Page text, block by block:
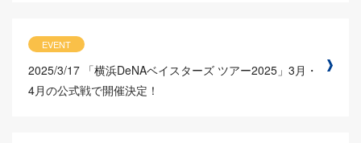
EVENT
2025/3/17 「横浜DeNAベイスターズ ツアー2025」3月・
4月の公式戦で開催決定！